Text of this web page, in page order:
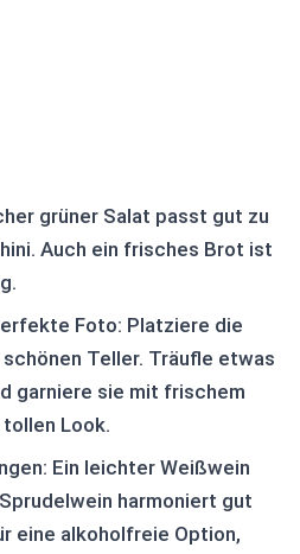
grüner Salat passt gut zu
Auch ein frisches Brot ist
Foto: Platziere die
Teller. Träufle etwas
garniere sie mit frischem
Look.
Ein leichter Weißwein
harmoniert gut
eine alkoholfreie Option,